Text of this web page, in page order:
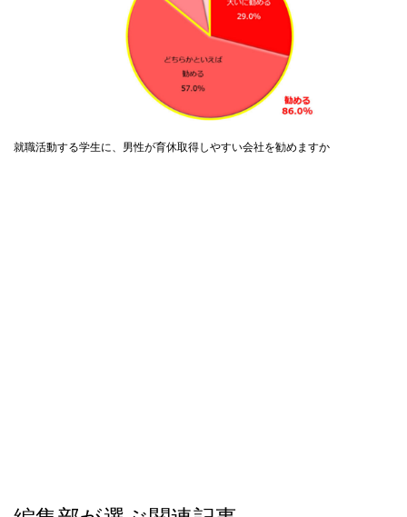
就職活動する学生に、男性が育休取得しやすい会社を勧めますか